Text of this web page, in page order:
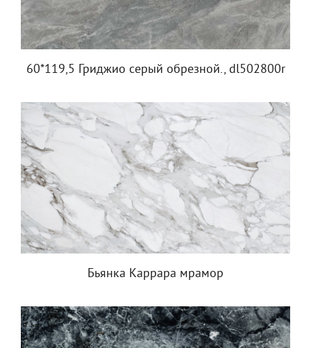
60*119,5 Гриджио серый обрезной., dl502800r
Бьянка Каррара мрамор